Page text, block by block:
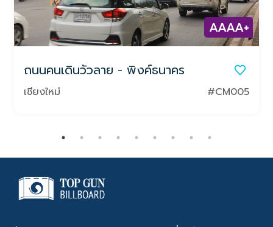
AAAA+
ถนนคนเดินวัวลาย - พิงค์ธนาคร
เชียงใหม่ #CM005